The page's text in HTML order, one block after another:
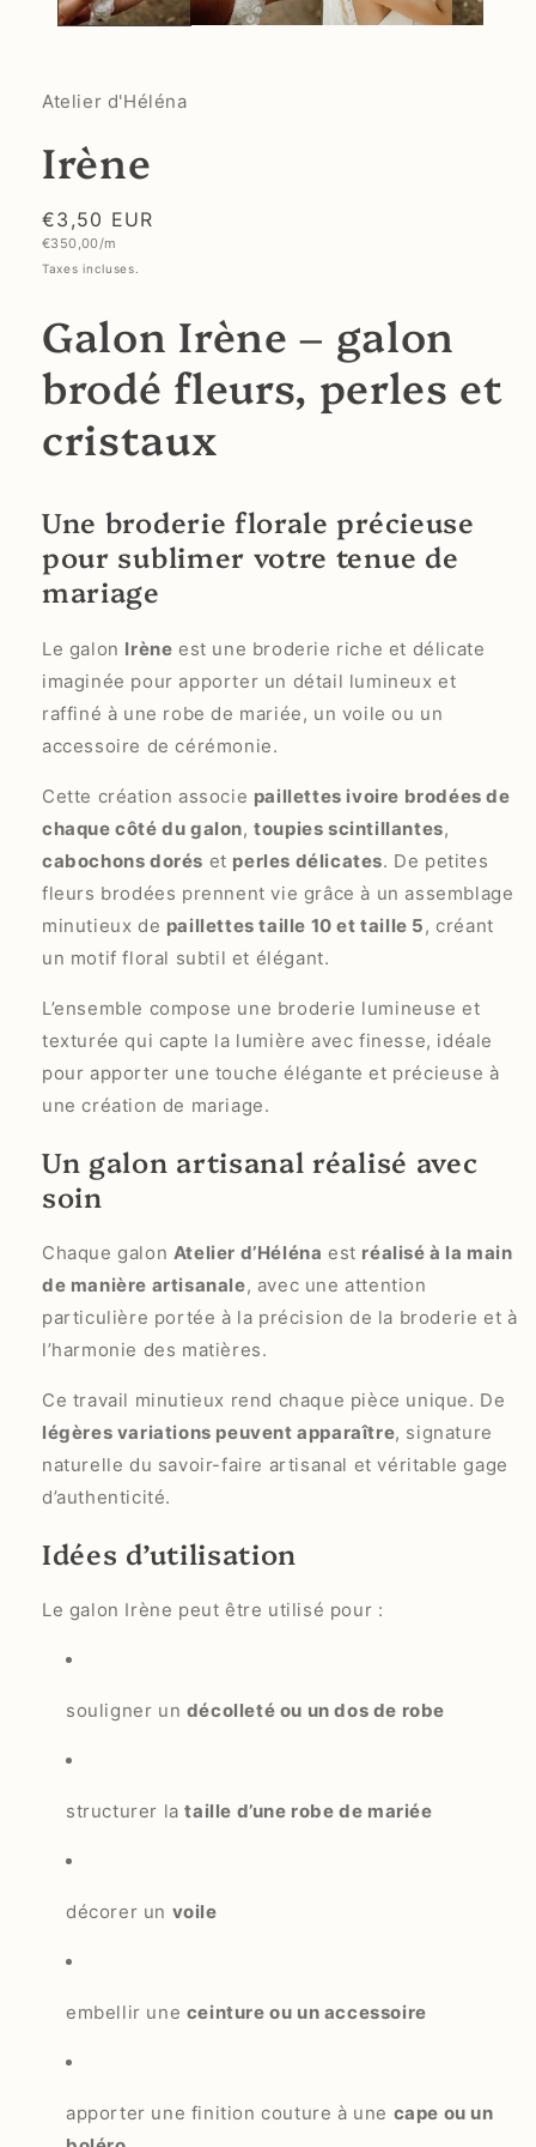
Atelier d'Héléna
Irène
Prix
habituel
€3,50 EUR
Prix
€350,00/m
Taxes incluses.
Galon Irène – galon
brodé fleurs, perles et
cristaux
Une broderie florale précieuse
pour sublimer votre tenue de
mariage
Le galon Irène est une broderie riche et délicate
imaginée pour apporter un détail lumineux et
raffiné à une robe de mariée, un voile ou un
accessoire de cérémonie.
Cette création associe paillettes ivoire brodées de
chaque côté du galon,toupies scintillantes,
cabochons dorés et perles délicates. De petites
fleurs brodées prennent vie grâce à un assemblage
minutieux de paillettes taille 10 et taille 5, créant
un motif floral subtil et élégant.
L’ensemble compose une broderie lumineuse et
texturée qui capte la lumière avec finesse, idéale
pour apporter une touche élégante et précieuse à
une création de mariage.
Un galon artisanal réalisé avec
soin
Chaque galon Atelier d’Héléna est réalisé à la main
de manière artisanale, avec une attention
particulière portée à la précision de la broderie et à
l’harmonie des matières.
Ce travail minutieux rend chaque pièce unique. De
légères variations peuvent apparaître, signature
naturelle du savoir-faire artisanal et véritable gage
d’authenticité.
Idées d’utilisation
Le galon Irène peut être utilisé pour :
souligner un décolleté ou un dos de robe
structurer lataille d’une robe de mariée
décorer un voile
embellir une ceinture ou un accessoire
apporter une finition couture à une cape ou un